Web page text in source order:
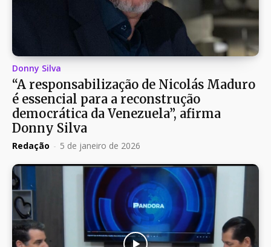
Donny Silva
“A responsabilização de Nicolás Maduro
é essencial para a reconstrução
democrática da Venezuela”, afirma
Donny Silva
Redação - 5 de janeiro de 2026